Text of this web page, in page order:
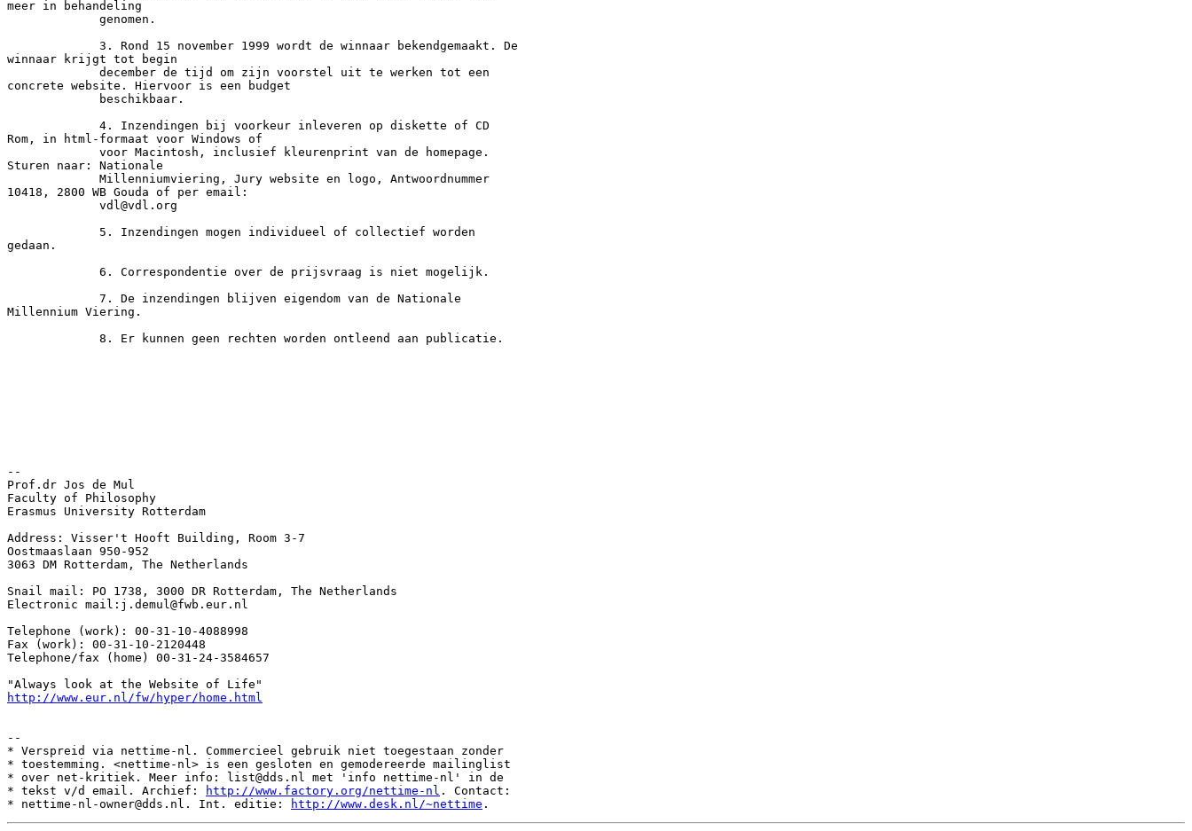
meer in behandeling
             genomen.
             3. Rond 15 november 1999 wordt de winnaar bekendgemaakt. De
winnaar krijgt tot begin
             december de tijd om zijn voorstel uit te werken tot een
concrete website. Hiervoor is een budget
             beschikbaar.
             4. Inzendingen bij voorkeur inleveren op diskette of CD
Rom, in html-formaat voor Windows of
             voor Macintosh, inclusief kleurenprint van de homepage.
Sturen naar: Nationale
             Millenniumviering, Jury website en logo, Antwoordnummer
10418, 2800 WB Gouda of per email:
             vdl@vdl.org
             5. Inzendingen mogen individueel of collectief worden
gedaan.
             6. Correspondentie over de prijsvraag is niet mogelijk.
             7. De inzendingen blijven eigendom van de Nationale
Millennium Viering.
             8. Er kunnen geen rechten worden ontleend aan publicatie.
--
Prof.dr Jos de Mul
Faculty of Philosophy
Erasmus University Rotterdam
Address: Visser't Hooft Building, Room 3-7
Oostmaaslaan 950-952
3063 DM Rotterdam, The Netherlands
Snail mail: PO 1738, 3000 DR Rotterdam, The Netherlands
Electronic mail:j.demul@fwb.eur.nl
Telephone (work): 00-31-10-4088998
Fax (work): 00-31-10-2120448
Telephone/fax (home) 00-31-24-3584657
http://www.eur.nl/fw/hyper/home.html
--
* Verspreid via nettime-nl. Commercieel gebruik niet toegestaan zonder
* toestemming. <nettime-nl> is een gesloten en gemodereerde mailinglist
* over net-kritiek. Meer info: list@dds.nl met 'info nettime-nl' in de
* tekst v/d email. Archief:
http://www.factory.org/nettime-nl . Contact:
* nettime-nl-owner@dds.nl. Int. editie:
http://www.desk.nl/~nettime